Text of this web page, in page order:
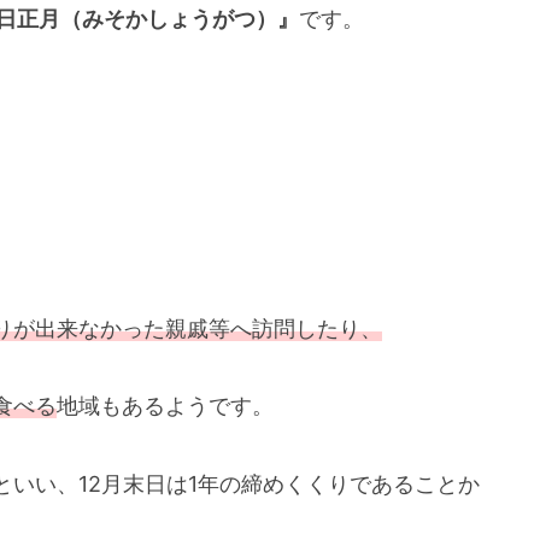
正月（みそかしょうがつ）』 です。
が出来なかった親戚等へ訪問したり、
べる地域もあるようです。
いい、12月末日は1年の締めくくりであることか